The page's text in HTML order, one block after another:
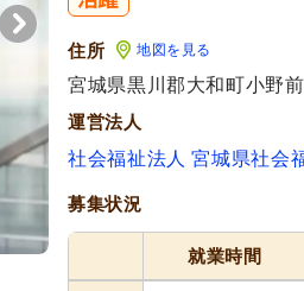
住所 地図を見る
宮城県黒川郡大和町小野
運営法人
社会福祉法人 宮城県社会
募集状況
就業時間